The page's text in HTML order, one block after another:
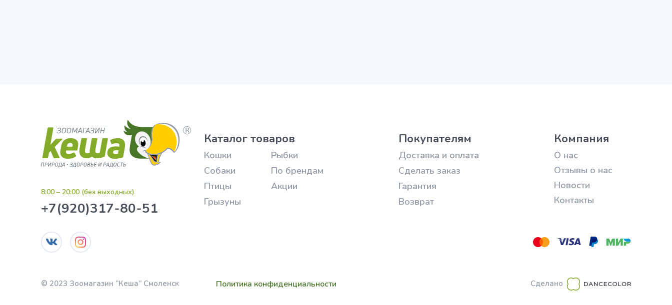
8:00 – 20:00 (без выходных)
+7(920)317-80-51
Каталог товаров
Кошки
Собаки
Птицы
Грызуны
Рыбки
По брендам
Акции
Покупателям
Доставка и оплата
Сделать заказ
Гарантия
Возврат
Компания
О нас
Отзывы о нас
Новости
Контакты
© 2023 Зоомагазин “Кеша” Смоленск Политика конфиденциальности Сделано